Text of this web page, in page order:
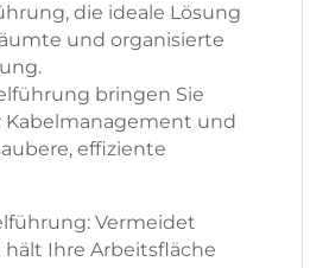
die ideale Lösung
und organisierte
bringen Sie
Kabelmanagement und
effiziente
Vermeidet
hält Ihre Arbeitsfläche